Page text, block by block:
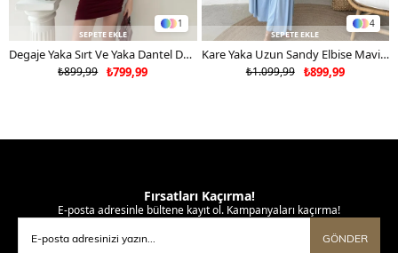
1
SEPETE EKLE
Degaje Yaka Sırt Ve Yaka Dantel Detay Mini Sandy Elbise Bordo 2104
₺799,99
₺899,99
4
SEPETE EKLE
Kare Yaka Uzun Sandy Elbise Mavi 2102
₺899,99
₺1.099,99
Fırsatları Kaçırma!
E-posta adresinle bültene kayıt ol. Kampanyaları kaçırma!
GÖNDER